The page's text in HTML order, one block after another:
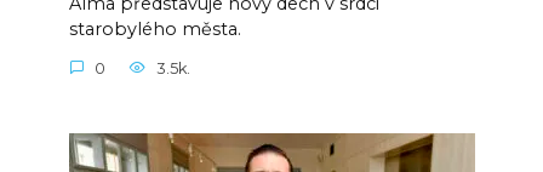
starobylého města.
0 3.5k.